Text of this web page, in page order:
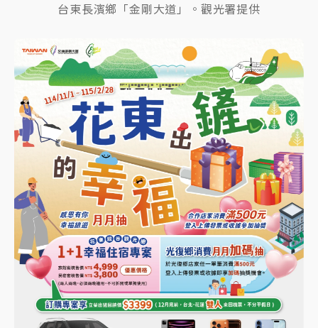
台東長濱鄉「金剛大道」。觀光署提供